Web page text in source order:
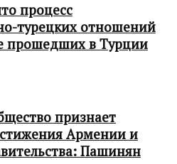
процесс
турецких отношений
прошедших в Турции
признает
Армении и
Пашинян